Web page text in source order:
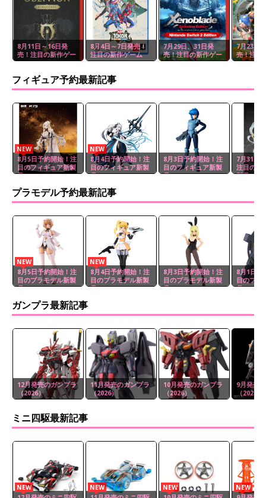
8月11日～16日発
売！注目の新作ゲー
ム
8月4日～7日発売！
注目の新作ゲーム
7月29日、31日発
売！注目の新作ゲー
ム
7月23日
売！注目
ム
フィギュア予約最新記事
8月5日予約開始！注
目のフィギュア新製
品
NEW
8月4日予約開始！注
目のフィギュア新製
品
NEW
8月3日予約開始！注
目のフィギュア新製
品
7月31日
注目のフ
製品
プラモデル予約最新記事
8月5日予約開始！注
目のプラモデル新製
品
NEW
8月4日予約開始！注
目のプラモデル新製
品
NEW
8月3日予約開始！注
目のプラモデル新製
品
8月1日予
目のプラ
品
ガンプラ最新記事
12月発売のガンプラ
（2026）
11月発売のガンプラ
（2026）
10月発売のガンプラ
（2026）
9月発売
（2026）
ミニ四駆最新記事
NEW
NEW
NEW
NEW